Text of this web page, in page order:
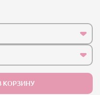
КОРЗИНУ